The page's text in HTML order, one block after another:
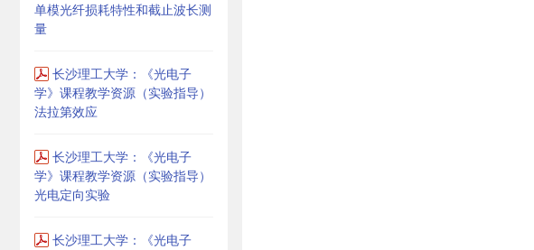
单模光纤损耗特性和截止波长测
量
长沙理工大学：《光电子
学》课程教学资源（实验指导）
法拉第效应
长沙理工大学：《光电子
学》课程教学资源（实验指导）
光电定向实验
长沙理工大学：《光电子